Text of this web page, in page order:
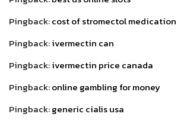
Pingback:cost of stromectol medication
Pingback:ivermectin can
Pingback:ivermectin price canada
Pingback:online gambling for money
Pingback:generic cialis usa